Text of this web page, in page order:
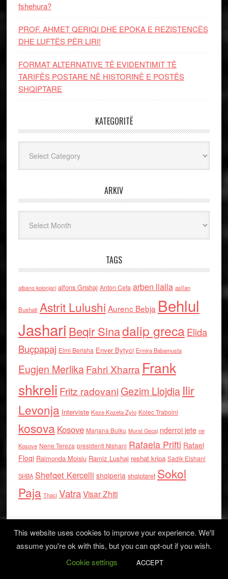
fshehura?
PROF. AHMET QERIQI DHE EPOKA E REZISTENCЁS
DHE LUFTЁS PЁR LIRI!
FORMAT ALTERNATIVE TË EVIDENTIMIT TË
TARIFËS POSTARE NË HISTORINË E POSTËS
SHQIPTARE
KATEGORITË
ARKIV
TAGS
albano kolonjari alfons Grishaj Anton Cefa arben llalla asllan
Bushati Astrit Lulushi Aurenc Bebja Behlul
Jashari Beqir Sinadalip grecaElida
Buçpapaj Elmi Berisha Enver Bytyci Ermira Babamusta
Eugjen MerlikaFahri Xharra Frank
shkreli Fritz radovaniGezim Llojdia Ilir
Levonja Interviste Keze Kozeta Zylo Kolec Traboini
kosova Kosove Marjana Bulku Murat Gecaj nderroi jete ne
Kosove Nene Tereza presidenti Nishani Rafaela Prifti Rafael
Floqi Raimonda Moisiu Ramiz Lushaj reshat kripa Sadik Elshani
SHBA Shefqet Kercelli shqiperia shqiptaret Sokol
Paja Thaci VatraVisar Zhiti
Log in
This website uses cookies to improve your experience. We'll
assume you're ok with this, but you can opt-out if you wish.
Cookie settings
ACCEPT